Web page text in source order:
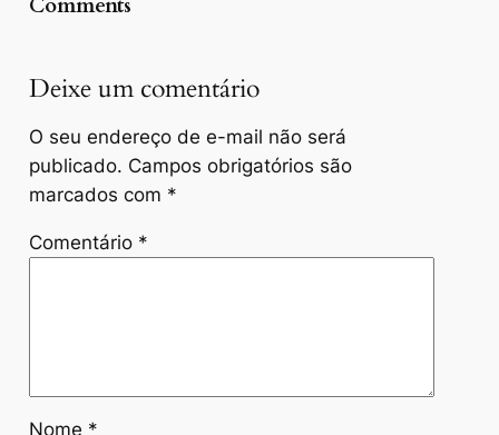
Comments
Deixe um comentário
O seu endereço de e-mail não será
publicado. Campos obrigatórios são
marcados com *
Comentário *
Nome *